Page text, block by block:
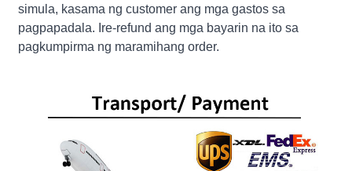
simula, kasama ng customer ang mga gastos sa
pagpapadala. Ire-refund ang mga bayarin na ito sa
pagkumpirma ng maramihang order.